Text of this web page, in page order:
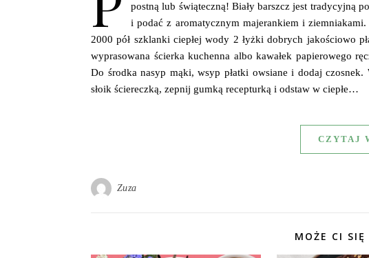
postną lub świąteczną! Biały barszcz jest tradycyjną
i podać z aromatycznym majerankiem i
2000 pół szklanki ciepłej wody 2 łyżki dobrych jakościowo
wyprasowana ścierka kuchenna albo kawałek papierowego
Do środka nasyp mąki, wsyp płatki owsiane i dodaj
słoik ściereczką, zepnij gumką recepturką i odstaw w ciepłe…
CZYTAJ
Zuza
MOŻE CI SIĘ